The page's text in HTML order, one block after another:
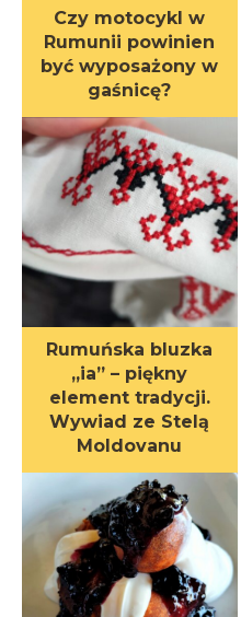
Czy motocykl w
Rumunii powinien
być wyposażony w
gaśnicę?
Rumuńska bluzka
„ia” – piękny
element tradycji.
Wywiad ze Stelą
Moldovanu